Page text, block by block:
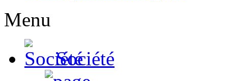
Menu
Société